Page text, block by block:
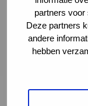
partners voor
Deze partners
andere
hebben
Volledige